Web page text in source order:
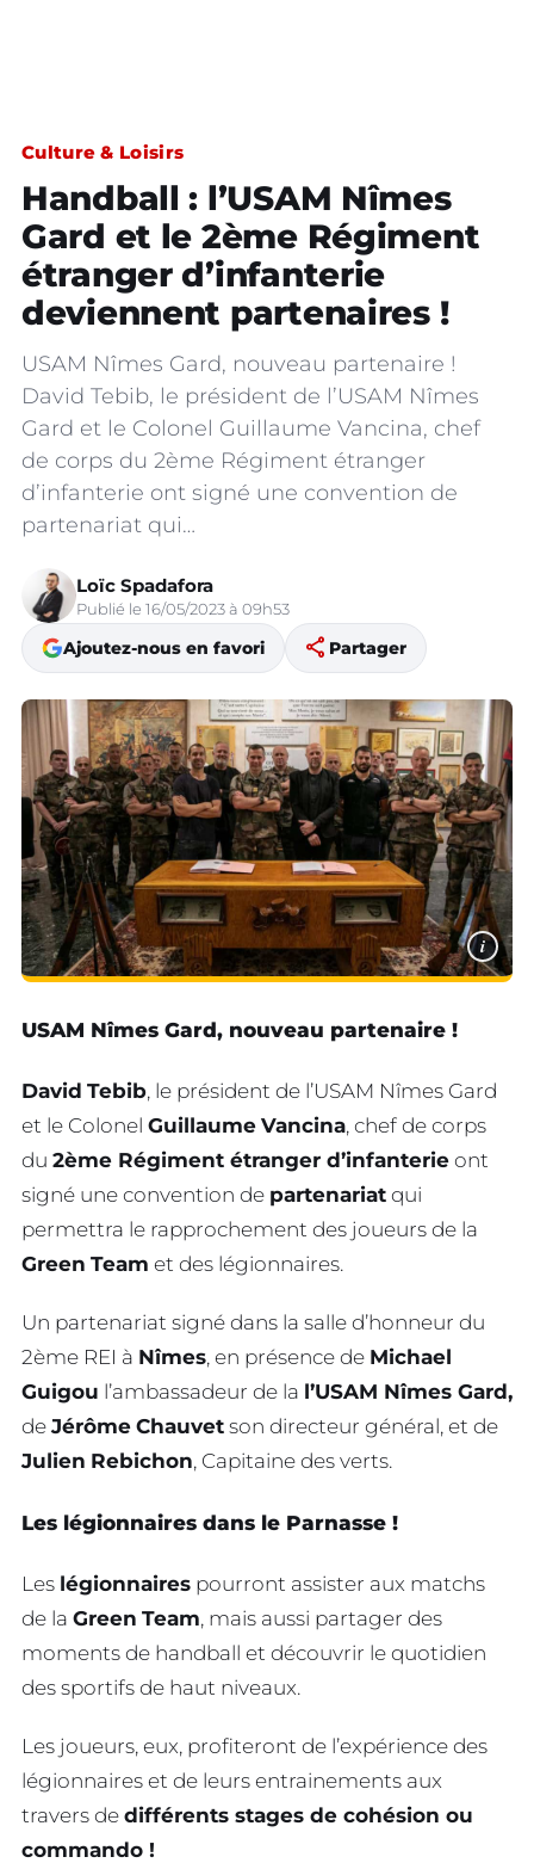
Culture & Loisirs
Handball : l’USAM Nîmes
Gard et le 2ème Régiment
étranger d’infanterie
deviennent partenaires !
USAM Nîmes Gard, nouveau partenaire !
David Tebib, le président de l’USAM Nîmes
Gard et le Colonel Guillaume Vancina, chef
de corps du 2ème Régiment étranger
d’infanterie ont signé une convention de
partenariat qui…
Loïc Spadafora
Publié le 16/05/2023 à 09h53
Ajoutez-nous en favori share Partager
i
USAM Nîmes Gard, nouveau partenaire !
David Tebib, le président de l’USAM Nîmes Gard
et le Colonel Guillaume Vancina, chef de corps
du 2ème Régiment étranger d’infanterie ont
signé une convention de partenariat qui
permettra le rapprochement des joueurs de la
Green Team et des légionnaires.
Un partenariat signé dans la salle d’honneur du
2ème REI à Nîmes, en présence de Michael
Guigou l’ambassadeur de la l’USAM Nîmes Gard,
de Jérôme Chauvet son directeur général, et de
Julien Rebichon, Capitaine des verts.
Les légionnaires dans le Parnasse !
Les légionnaires pourront assister aux matchs
de la Green Team, mais aussi partager des
moments de handball et découvrir le quotidien
des sportifs de haut niveaux.
Les joueurs, eux, profiteront de l’expérience des
légionnaires et de leurs entrainements aux
travers de différents stages de cohésion ou
commando !